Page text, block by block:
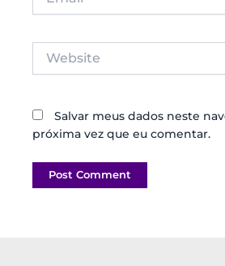
Website
Salvar meus dados neste
próxima vez que eu comentar.